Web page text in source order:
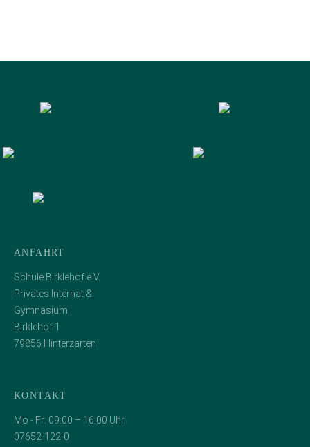
ANFAHRT
Schule Birklehof e.V.
Privates Internat &
Gymnasium
Birklehof 1
79856 Hinterzarten
KONTAKT
Mo - Fr: 09:00 – 16:00 Uhr
07652-122-0